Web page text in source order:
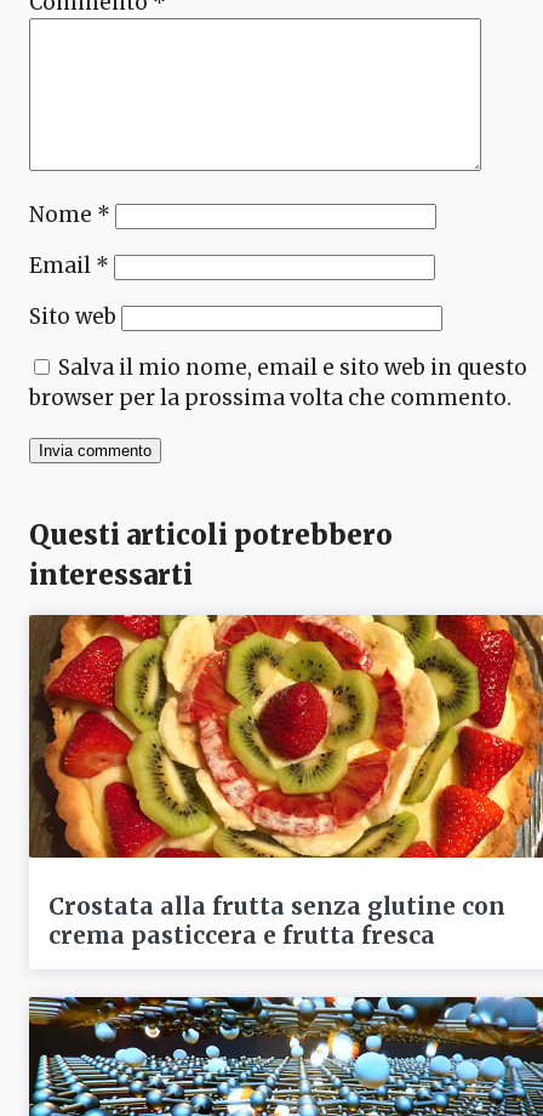
Nome *
Email *
Sito web
Salva il mio nome, email e sito web in questo
browser per la prossima volta che commento.
Questi articoli potrebbero
interessarti
Crostata alla frutta senza glutine con
crema pasticcera e frutta fresca